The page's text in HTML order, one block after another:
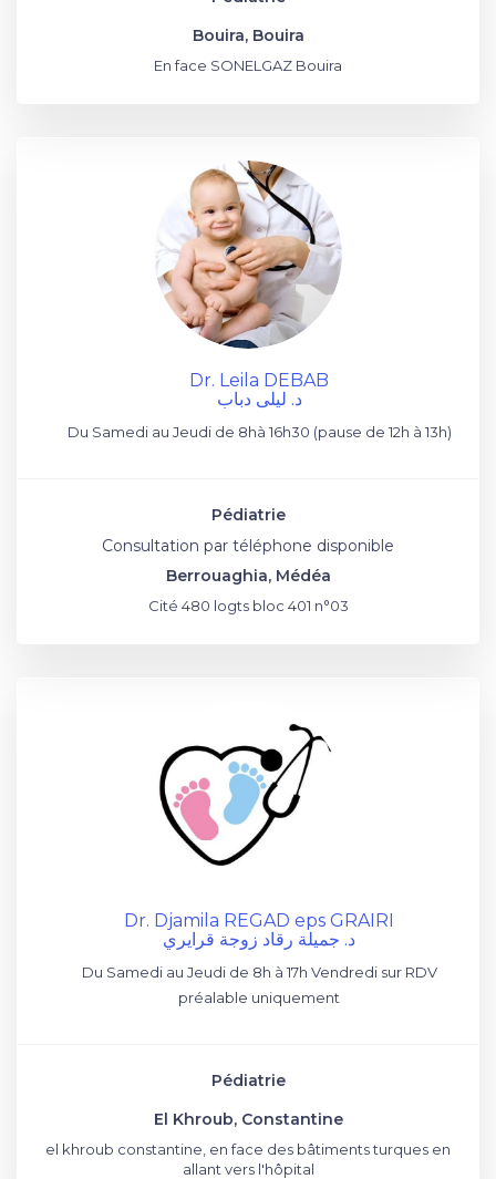
Bouira, Bouira
En face SONELGAZ Bouira
Dr. Leila DEBAB
د. ليلى دباب
Du Samedi au Jeudi de 8hà 16h30 (pause de 12h à 13h)
Pédiatrie
Consultation par téléphone disponible
Berrouaghia, Médéa
Cité 480 logts bloc 401 n°03
Dr. Djamila REGAD eps GRAIRI
د. جميلة رقاد زوجة قرايري
Du Samedi au Jeudi de 8h à 17h Vendredi sur RDV
préalable uniquement
Pédiatrie
El Khroub, Constantine
el khroub constantine, en face des bâtiments turques en
allant vers l'hôpital